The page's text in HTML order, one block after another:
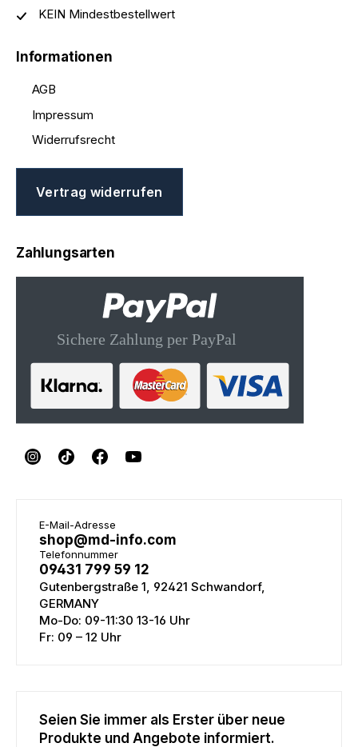
KEIN Mindestbestellwert
Informationen
AGB
Impressum
Widerrufsrecht
Vertrag widerrufen
Zahlungsarten
E-Mail-Adresse
shop@md-info.com
Telefonnummer
09431 799 59 12
Gutenbergstraße 1, 92421 Schwandorf,
GERMANY
Mo-Do: 09-11:30 13-16 Uhr
Fr: 09 – 12 Uhr
Seien Sie immer als Erster über neue
Produkte und Angebote informiert.